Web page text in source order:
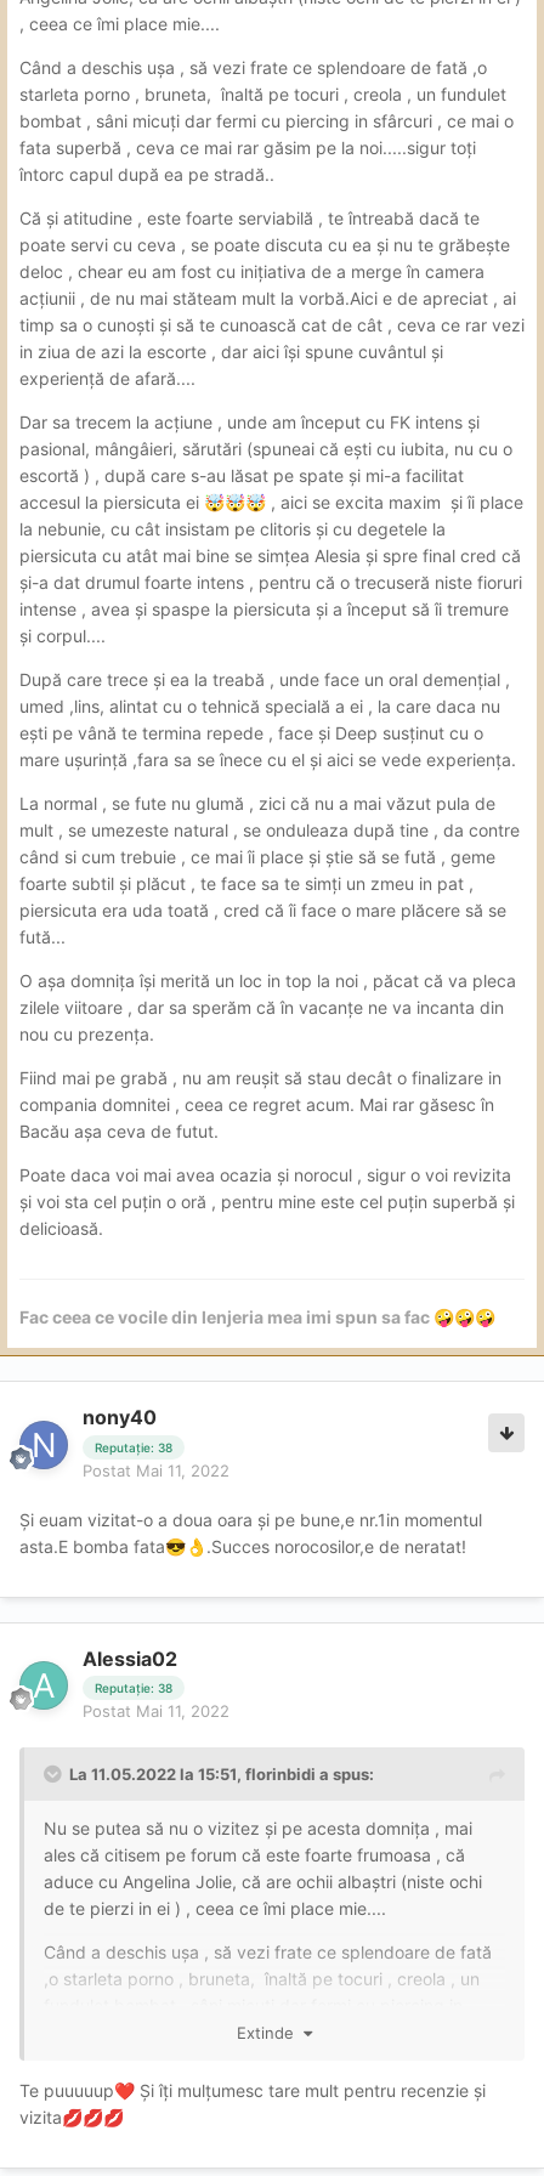
super frumoși.
Atitudine 10 fără graba , comunicativa, zambitiare, calma
, îți induce o stare de bine, lipicioasa ....offff îmi venea sa
o iau acasă
Fk 10, pasarica 10 , Fata are doar 20 de ani dar e foarte
Igiena 10 ireproșabilă, Gfe 10 , cadou 300
La final mi-a mulțumit pentru vizita, la fel și eu i-am
mulțumit pentru o asa aventura cu o asa fata frumoasă.
Alessia îți mulțumesc încă o data pentru experienta foarte
frumoasa petrecuta alături de tine!
, ceea ce îmi place mie....
Când a deschis ușa , să vezi frate ce splendoare de fată ,o
starleta porno , bruneta, înaltă pe tocuri , creola , un fundulet
bombat , sâni micuți dar fermi cu piercing in sfârcuri , ce mai o
fata superbă , ceva ce mai rar găsim pe la noi.....sigur toți
întorc capul după ea pe stradă..
Că și atitudine , este foarte serviabilă , te întreabă dacă te
poate servi cu ceva , se poate discuta cu ea și nu te grăbește
deloc , chear eu am fost cu inițiativa de a merge în camera
acțiunii , de nu mai stăteam mult la vorbă.Aici e de apreciat , ai
timp sa o cunoști și să te cunoască cat de cât , ceva ce rar vezi
in ziua de azi la escorte , dar aici își spune cuvântul și
experiență de afară....
Dar sa trecem la acțiune , unde am început cu FK intens și
pasional, mângâieri, sărutări (spuneai că ești cu iubita, nu cu o
escortă ) , după care s-au lăsat pe spate și mi-a facilitat
accesul la piersicuta ei 🤯🤯🤯 , aici se excita maxim și îi place
la nebunie, cu cât insistam pe clitoris și cu degetele la
piersicuta cu atât mai bine se simțea Alesia și spre final cred că
și-a dat drumul foarte intens , pentru că o trecuseră niste fioruri
intense , avea și spaspe la piersicuta și a început să îi tremure
și corpul....
După care trece și ea la treabă , unde face un oral demențial ,
umed ,lins, alintat cu o tehnică specială a ei , la care daca nu
ești pe vână te termina repede , face și Deep susținut cu o
mare ușurință ,fara sa se înece cu el și aici se vede experiența.
La normal , se fute nu glumă , zici că nu a mai văzut pula de
mult , se umezeste natural , se onduleaza după tine , da contre
când si cum trebuie , ce mai îi place și știe să se fută , geme
foarte subtil și plăcut , te face sa te simți un zmeu in pat ,
piersicuta era uda toată , cred că îi face o mare plăcere să se
fută...
O așa domnița își merită un loc in top la noi , păcat că va pleca
zilele viitoare , dar sa sperăm că în vacanțe ne va incanta din
nou cu prezența.
Fiind mai pe grabă , nu am reușit să stau decât o finalizare in
compania domnitei , ceea ce regret acum. Mai rar găsesc în
Bacău așa ceva de futut.
Poate daca voi mai avea ocazia și norocul , sigur o voi revizita
și voi sta cel puțin o oră , pentru mine este cel puțin superbă și
delicioasă.
Fac ceea ce vocile din lenjeria mea imi spun sa fac 🤪🤪🤪
nony40
Reputație: 38
Postat Mai 11, 2022
Și euam vizitat-o a doua oara și pe bune,e nr.1in momentul
asta.E bomba fata😎👌 .Succes norocosilor,e de neratat!
Alessia02
Reputație: 38
Postat Mai 11, 2022
La 11.05.2022 la 15:51, florinbidi a spus:
Nu se putea să nu o vizitez și pe acesta domnița , mai
ales că citisem pe forum că este foarte frumoasa , că
aduce cu Angelina Jolie, că are ochii albaștri (niste ochi
de te pierzi in ei ) , ceea ce îmi place mie....
Când a deschis ușa , să vezi frate ce splendoare de fată
,o starleta porno , bruneta, înaltă pe tocuri , creola , un
sfârcuri , ce mai o fata superbă , ceva ce mai rar găsim
Că și atitudine , este foarte serviabilă , te întreabă dacă te
poate servi cu ceva , se poate discuta cu ea și nu te
Extinde
Te puuuuup❤️ Și îți mulțumesc tare mult pentru recenzie și
vizita💋💋💋